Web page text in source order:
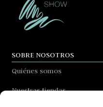
SOBRE NOSOTROS
Quiénes somos
Nuestras tiendas